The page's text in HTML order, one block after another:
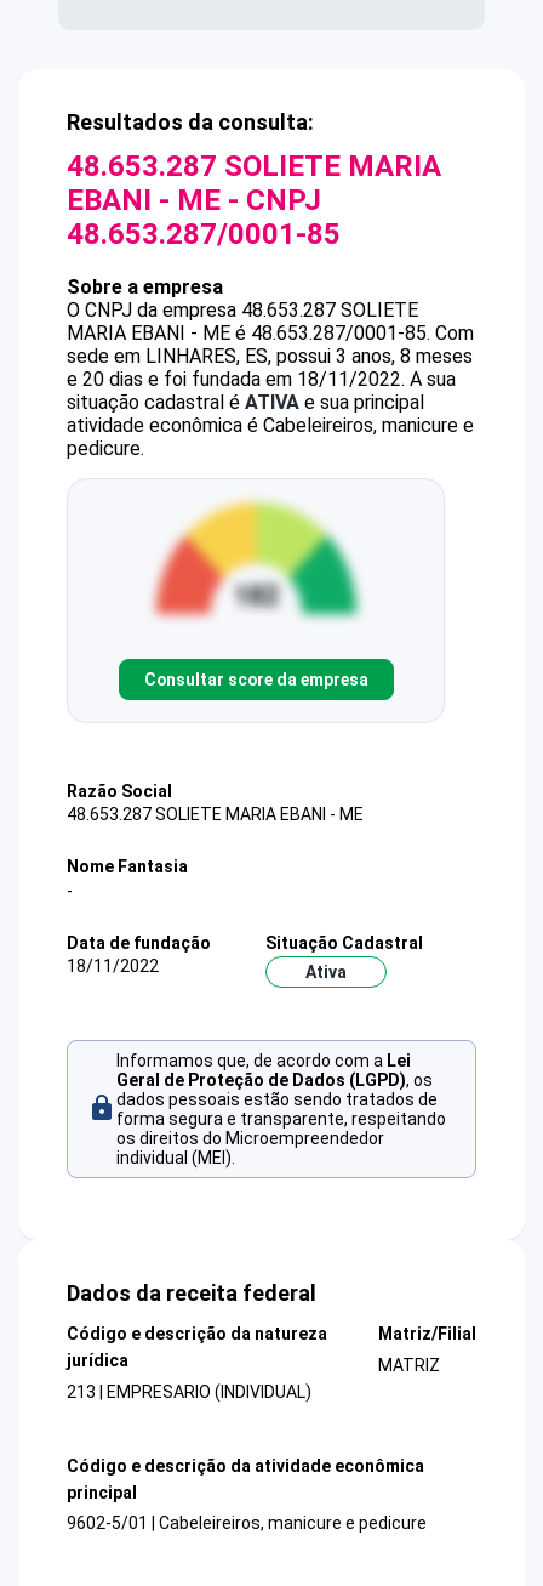
Resultados da consulta:
48.653.287 SOLIETE MARIA
EBANI - ME - CNPJ
48.653.287/0001-85
Sobre a empresa
O CNPJ da empresa 48.653.287 SOLIETE
MARIA EBANI - ME é 48.653.287/0001-85. Com
sede em LINHARES, ES, possui 3 anos, 8 meses
e 20 dias e foi fundada em 18/11/2022. A sua
situação cadastral é ATIVA e sua principal
atividade econômica é Cabeleireiros, manicure e
pedicure.
Consultar score da empresa
Razão Social
48.653.287 SOLIETE MARIA EBANI - ME
Nome Fantasia
-
Data de fundação
18/11/2022
Situação Cadastral
Ativa
Informamos que, de acordo com a Lei
Geral de Proteção de Dados (LGPD), os
dados pessoais estão sendo tratados de
forma segura e transparente, respeitando
os direitos do Microempreendedor
individual (MEI).
Dados da receita federal
Código e descrição da natureza
jurídica
213 | EMPRESARIO (INDIVIDUAL)
Matriz/Filial
MATRIZ
Código e descrição da atividade econômica
principal
9602-5/01 | Cabeleireiros, manicure e pedicure